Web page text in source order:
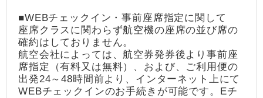
■WEBチェックイン・事前座席指定に関して
座席クラスに関わらず航空機の座席の並び席の
確約はしておりません。
航空会社によっては、航空券発券後より事前座
席指定（有料又は無料）、および、ご利用便の
出発24～48時間前より、インターネット上にて
WEBチェックインのお手続きが可能です。Eチ